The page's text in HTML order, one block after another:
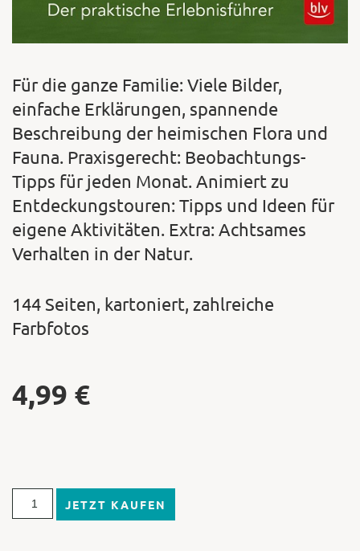
Für die ganze Familie: Viele Bilder,
einfache Erklärungen, spannende
Beschreibung der heimischen Flora und
Fauna. Praxisgerecht: Beobachtungs-
Tipps für jeden Monat. Animiert zu
Entdeckungstouren: Tipps und Ideen für
eigene Aktivitäten. Extra: Achtsames
Verhalten in der Natur.
144 Seiten, kartoniert, zahlreiche
Farbfotos
4,99 €
JETZT KAUFEN